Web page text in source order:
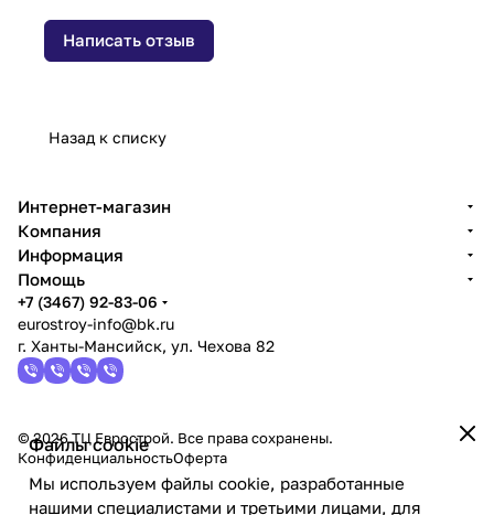
Написать отзыв
Назад к списку
Файлы cookie
Мы используем файлы cookie, разработанные
нашими специалистами и третьими лицами, для
Интернет-магазин
Компания
Информация
Помощь
+7 (3467) 92-83-06
eurostroy-info@bk.ru
г. Ханты-Мансийск, ул. Чехова 82
© 2026 ТЦ Еврострой. Все права сохранены.
КонфиденциальностьОферта